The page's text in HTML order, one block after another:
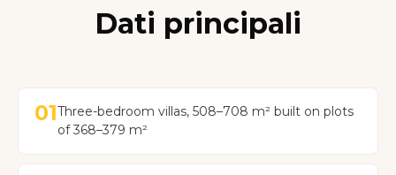
Dati principali
01Three-bedroom villas, 508–708 m² built on plots
of 368–379 m²